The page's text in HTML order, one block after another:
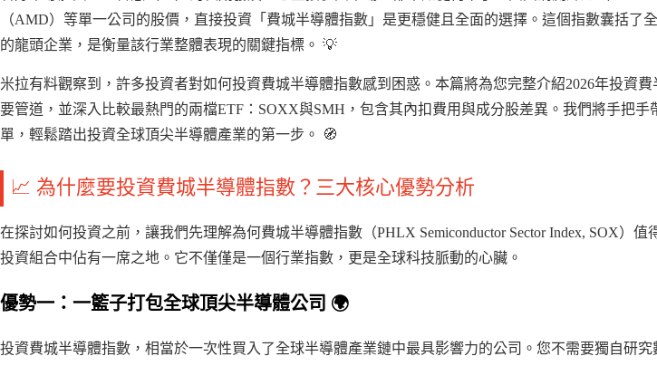
（AMD）等單一公司的股價，直接投資「費城半導體指數」是更穩健且全面的選擇。這個指數囊括了
的龍頭企業，是衡量該行業整體表現的關鍵指標。 💡
米拉有料觀察到，許多投資者對如何投資費城半導體指數感到困惑。本篇將為您完整介紹2026年投資費
要管道，並深入比較最熱門的兩檔ETF：SOXX與SMH，包含其內扣費用與成分股差異。我們將手把手
單，輕鬆踏出投資全球頂尖半導體產業的第一步。 🧭
📈 為什麼要投資費城半導體指數？三大核心優勢分析
在探討如何投資之前，讓我們先理解為何費城半導體指數（PHLX Semiconductor Sector Index, SOX）值
投資組合中佔有一席之地。它不僅僅是一個行業指數，更是全球科技脈動的心臟。
優勢一：一籃子打包全球頂尖半導體公司 🌍
投資費城半導體指數，相當於一次性買入了全球半導體產業鏈中最具影響力的公司。您不需要獨自研